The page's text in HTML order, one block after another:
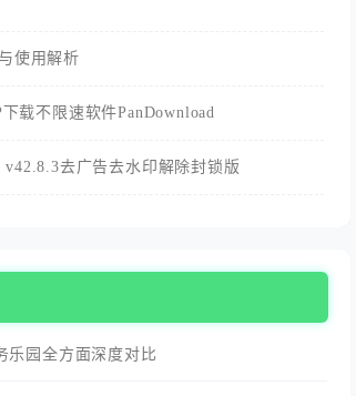
使用解析
载不限速软件PanDownload
去广告去水印解除封锁版
乐园全方面深度对比